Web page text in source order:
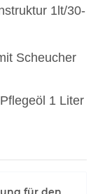
1lt/30-
Scheucher
1 Liter